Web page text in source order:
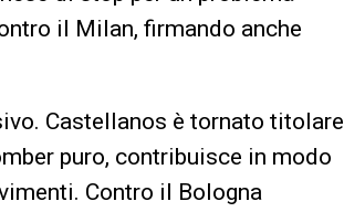
il Milan, firmando anche
Castellanos è tornato titolare
puro, contribuisce in modo
Contro il Bologna